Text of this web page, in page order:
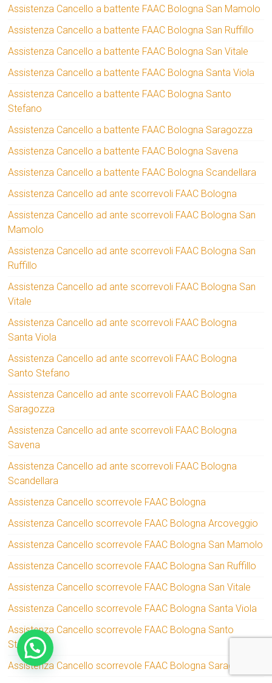
Assistenza Cancello a battente FAAC Bologna San Mamolo
Assistenza Cancello a battente FAAC Bologna San Ruffillo
Assistenza Cancello a battente FAAC Bologna San Vitale
Assistenza Cancello a battente FAAC Bologna Santa Viola
Assistenza Cancello a battente FAAC Bologna Santo
Stefano
Assistenza Cancello a battente FAAC Bologna Saragozza
Assistenza Cancello a battente FAAC Bologna Savena
Assistenza Cancello a battente FAAC Bologna Scandellara
Assistenza Cancello ad ante scorrevoli FAAC Bologna
Assistenza Cancello ad ante scorrevoli FAAC Bologna San
Mamolo
Assistenza Cancello ad ante scorrevoli FAAC Bologna San
Ruffillo
Assistenza Cancello ad ante scorrevoli FAAC Bologna San
Vitale
Assistenza Cancello ad ante scorrevoli FAAC Bologna
Santa Viola
Assistenza Cancello ad ante scorrevoli FAAC Bologna
Santo Stefano
Assistenza Cancello ad ante scorrevoli FAAC Bologna
Saragozza
Assistenza Cancello ad ante scorrevoli FAAC Bologna
Savena
Assistenza Cancello ad ante scorrevoli FAAC Bologna
Scandellara
Assistenza Cancello scorrevole FAAC Bologna
Assistenza Cancello scorrevole FAAC Bologna Arcoveggio
Assistenza Cancello scorrevole FAAC Bologna San Mamolo
Assistenza Cancello scorrevole FAAC Bologna San Ruffillo
Assistenza Cancello scorrevole FAAC Bologna San Vitale
Assistenza Cancello scorrevole FAAC Bologna Santa Viola
Assistenza Cancello scorrevole FAAC Bologna Santo
Stefano
Assistenza Cancello scorrevole FAAC Bologna Saragozza